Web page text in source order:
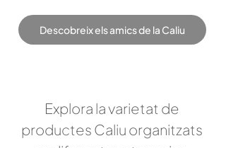
Descobreix els amics de la Caliu
Explora la varietat de
productes Caliu organitzats